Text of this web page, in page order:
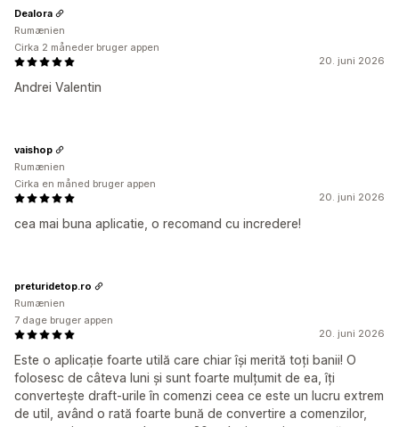
20. juni 2026
Andrei Valentin
Dealora
Rumænien
Cirka 2 måneder bruger appen
20. juni 2026
cea mai buna aplicatie, o recomand cu incredere!
vaishop
Rumænien
Cirka en måned bruger appen
20. juni 2026
Este o aplicație foarte utilă care chiar își merită toți banii! O
folosesc de câteva luni și sunt foarte mulțumit de ea, îți
convertește draft-urile în comenzi ceea ce este un lucru extrem
de util, având o rată foarte bună de convertire a comenzilor,
preturidetop.ro
Rumænien
7 dage bruger appen